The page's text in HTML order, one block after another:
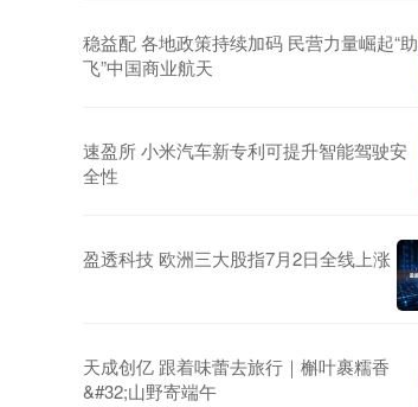
稳益配 各地政策持续加码 民营力量崛起“助
飞”中国商业航天
速盈所 小米汽车新专利可提升智能驾驶安
全性
盈透科技 欧洲三大股指7月2日全线上涨
天成创亿 跟着味蕾去旅行｜槲叶裹糯香
&#32;山野寄端午